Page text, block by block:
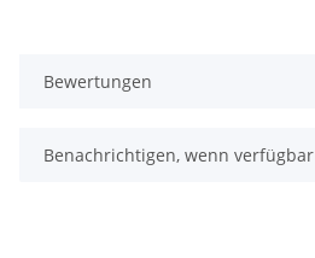
Bewertungen
Benachrichtigen, wenn verfügbar